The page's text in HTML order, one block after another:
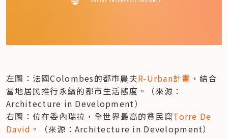
左圖：法國Colombes的都市農夫R-Urban計畫 ，結合
當地居民推行永續的都市生活態度。（來源：
Architecture in Development）
右圖：位在委內瑞拉，全世界最高的貧民窟Torre De
David 。（來源：Architecture in Development）